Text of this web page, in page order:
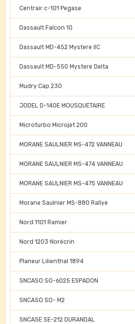
Centrair c-101 Pegase
Dassault Falcon 10
Dassault MD-452 Mystere IIC
Dassault MD-550 Mystere Delta
Mudry Cap 230
JODEL D-140E MOUSQUETAIRE
Microturbo Microjet 200
MORANE SAULNIER MS-472 VANNEAU
MORANE SAULNIER MS-474 VANNEAU
MORANE SAULNIER MS-475 VANNEAU
Morane Saulnier MS-880 Rallye
Nord 1101 Ramier
Nord 1203 Norécrin
Planeur Lilienthal 1894
SNCASO SO-6025 ESPADON
SNCASO SO- M2
SNCASE SE-212 DURANDAL